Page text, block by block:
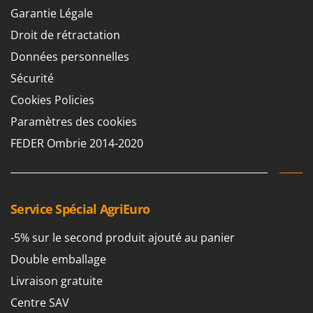
Groupes électrogènes
Gyrobroyeurs à lame pour tracteur
H
Haches - Cognées et Hachettes
L
Lames à neige
Lave-vitres
Lieuses électriques pour vignes
M
Machines à pâtes
E
EcoFlow
Edilmark
Effeuno
Einhell
Elegen
Energy Gruppi
Eurosystems
F
FAC
Fama Industrie
Famag
Garantie Légale
Droit de rétractation
Données personnelles
Sécurité
Cookies Policies
Paramètres des cookies
FEDER Ombrie 2014-2020
Service Spécial AgriEuro
-5% sur le second produit ajouté au panier
Double emballage
Livraison gratuite
Centre SAV